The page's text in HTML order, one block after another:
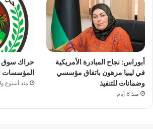
أبوراس: نجاح المبادرة الأمريكية
في ليبيا مرهون باتفاق مؤسسي
وضمانات للتنفيذ
منذ 6 أيام
حراك سوق
المؤسسات
منذ أسبوع